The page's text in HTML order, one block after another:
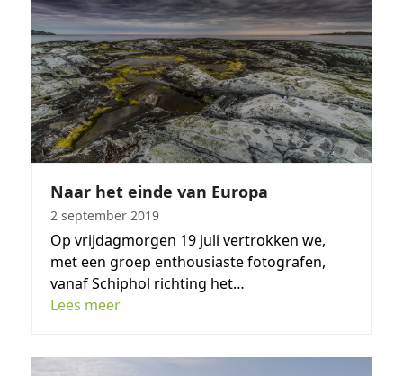
Naar het einde van Europa
2 september 2019
Op vrijdagmorgen 19 juli vertrokken we,
met een groep enthousiaste fotografen,
vanaf Schiphol richting het…
Lees meer